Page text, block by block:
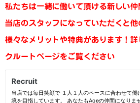
私たちは一緒に働いて頂ける新しい仲
当店のスタッフになっていただくと
様々なメリットや特典があります！詳
クルートページをご覧ください